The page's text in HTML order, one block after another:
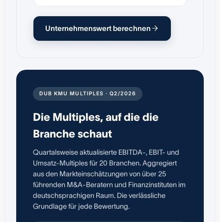
Unternehmenswert berechnen
DUB KMU MULTIPLES · Q2/2026
Die Multiples, auf die die
Branche schaut
Quartalsweise aktualisierte EBITDA-, EBIT- und
Umsatz-Multiples für 20 Branchen. Aggregiert
aus den Markteinschätzungen von über 25
führenden M&A-Beratern und Finanzinstituten im
deutschsprachigen Raum. Die verlässliche
Grundlage für jede Bewertung.